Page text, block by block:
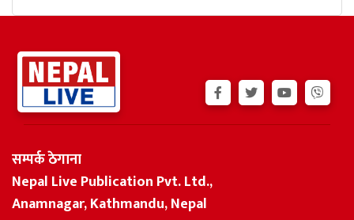
सम्पर्क ठेगाना
Nepal Live Publication Pvt. Ltd.,
Anamnagar, Kathmandu, Nepal